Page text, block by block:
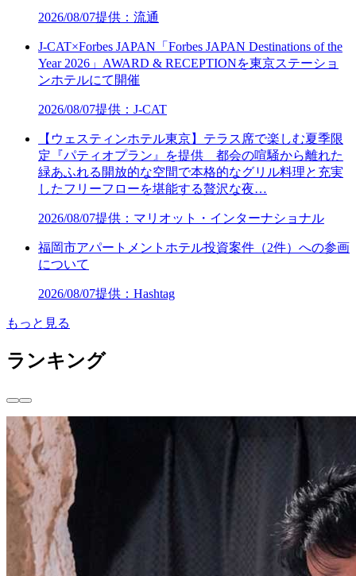
2026/08/07提供：流通
J-CAT×Forbes JAPAN「Forbes JAPAN Destinations of the
Year 2026」AWARD & RECEPTIONを東京ステーショ
ンホテルにて開催
2026/08/07提供：J-CAT
【ウェスティンホテル東京】テラス席で楽しむ夏季限
定『パティオプラン』を提供 都会の喧騒から離れた
緑あふれる開放的な空間で本格的なグリル料理と充実
したフリーフローを堪能する贅沢な夜…
2026/08/07提供：マリオット・インターナショナル
福岡市アパートメントホテル投資案件（2件）への参画
について
2026/08/07提供：Hashtag
もっと見る
ランキング